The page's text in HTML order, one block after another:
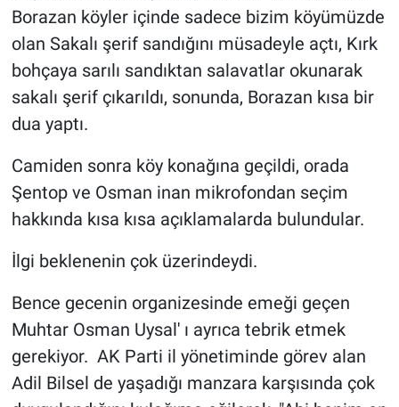
Borazan köyler içinde sadece bizim köyümüzde
olan Sakalı şerif sandığını müsadeyle açtı, Kırk
bohçaya sarılı sandıktan salavatlar okunarak
sakalı şerif çıkarıldı, sonunda, Borazan kısa bir
dua yaptı.
Camiden sonra köy konağına geçildi, orada
Şentop ve Osman inan mikrofondan seçim
hakkında kısa kısa açıklamalarda bulundular.
İlgi beklenenin çok üzerindeydi.
Bence gecenin organizesinde emeği geçen
Muhtar Osman Uysal' ı ayrıca tebrik etmek
gerekiyor. AK Parti il yönetiminde görev alan
Adil Bilsel de yaşadığı manzara karşısında çok